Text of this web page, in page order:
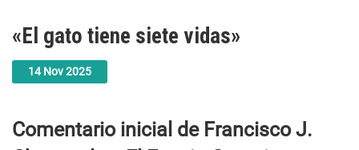
14 Nov2025
«El gato tiene siete vidas»
Comentario inicial de Francisco J.